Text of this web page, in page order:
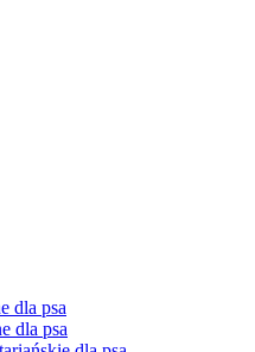
dla psa
dla psa